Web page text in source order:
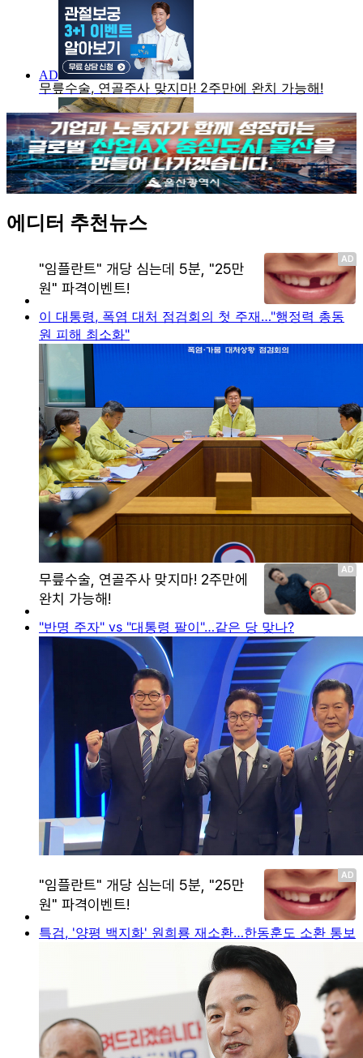
에디터 추천뉴스
이 대통령, 폭염 대처 점검회의 첫 주재…"행정력 총동
원 피해 최소화"
"반명 주자" vs "대통령 팔이"…같은 당 맞나?
특검, '양평 백지화' 원희룡 재소환…한동훈도 소환 통보